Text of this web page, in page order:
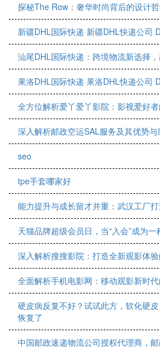
探秘The Row：奢华时尚背后的设计
新疆DHL国际快递 新疆DHL快递公司
汕尾DHL国际快递：跨境物流新选择
果洛DHL国际快递 果洛DHL快递公司
全方位解析爱丫爱丫影院：影视爱好
深入解析邮政空运SAL服务及其优势
seo
tpe手套哪家好
能力提升与成长留才并重：武汉工厂
天猫品牌超级会员日，当“入会”成为
深入解析搜搜影院：打造全新观影体
全面解析手机电影网：移动观影新时
硬皮病反复不好？试试此方，软化硬
恢复了
中国邮政速递物流公司授权代理商，